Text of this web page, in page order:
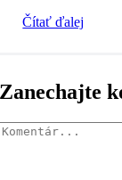
Čítať ďalej
Zanechajte